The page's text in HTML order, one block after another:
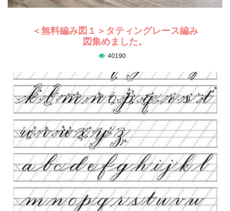
＜無料編み図１＞タティングレース編み
図集めました。
40190